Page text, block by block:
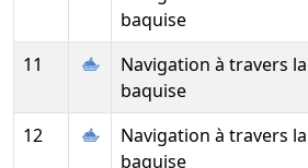
baquise
11
Navigation à travers la
baquise
12
Navigation à travers la
baquise